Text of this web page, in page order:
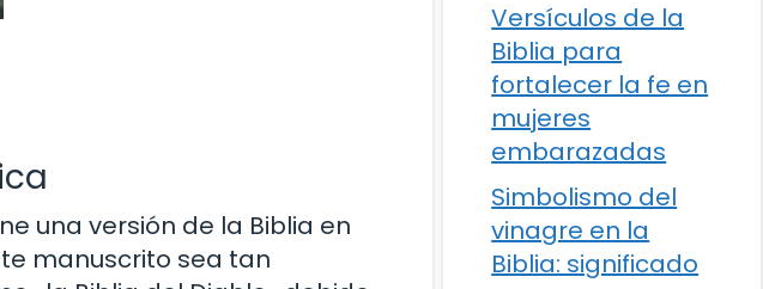
una versión de la Biblia en
manuscrito sea tan
Versículos de la
Biblia para
fortalecer la fe en
mujeres
embarazadas
Simbolismo del
vinagre en la
Biblia: significado